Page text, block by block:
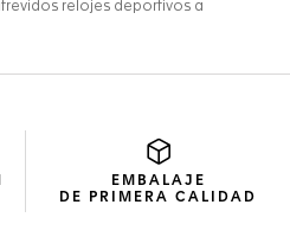
EMBALAJE
DE PRIMERA CALIDAD